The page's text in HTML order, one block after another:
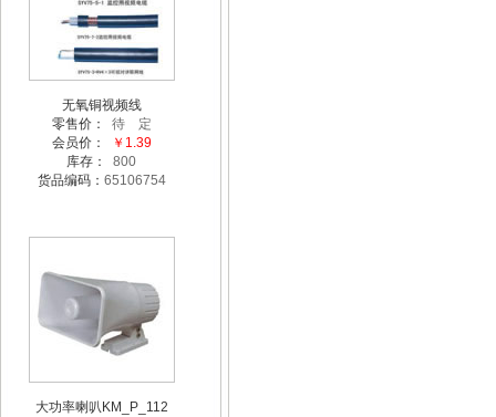
无氧铜视频线
零售价： 待 定
会员价：
￥1.39
库存：800
货品编码： 65106754
大功率喇叭KM_P_112